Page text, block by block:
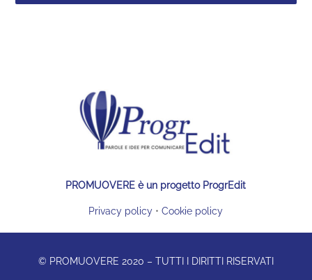
PROMUOVERE è un progetto ProgrEdit
Privacy policy •Cookie policy
© PROMUOVERE 2020 – TUTTI I DIRITTI RISERVATI